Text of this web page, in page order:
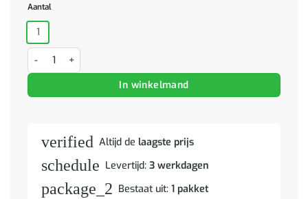
Aantal
1
Badkamerwandkast 30x30x130cm bewerkt hout artisanaal
In winkelmand
verified Altijd de laagste prijs
schedule Levertijd: 3 werkdagen
package_2 Bestaat uit: 1 pakket